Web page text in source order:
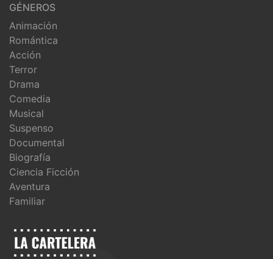
GÉNEROS
Animación
Romántica
Acción
Terror
Drama
Comedia
Musical
Suspenso
Documental
Biografía
Ciencia Ficción
Aventura
Familiar